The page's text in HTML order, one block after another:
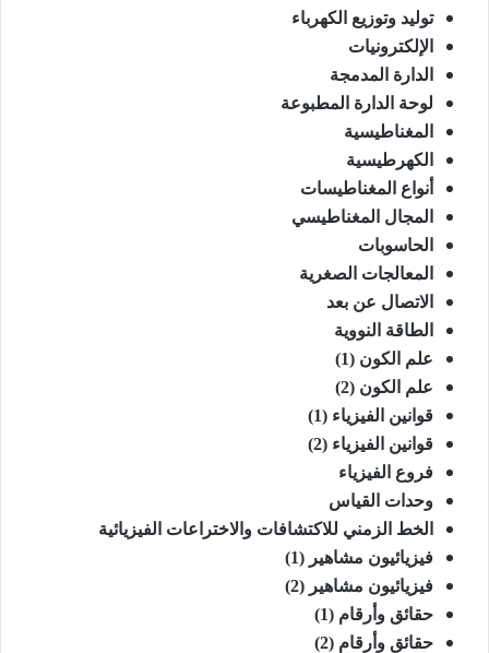
توليد وتوزيع الكهرباء
الإلكترونيات
الدارة المدمجة
لوحة الدارة المطبوعة
المغناطيسية
الكهرطيسية
أنواع المغناطيسات
المجال المغناطيسي
الحاسوبات
المعالجات الصغرية
الاتصال عن بعد
الطاقة النووية
علم الكون (1)
علم الكون (2)
قوانين الفيزياء (1)
قوانين الفيزياء (2)
فروع الفيزياء
وحدات القياس
الخط الزمني للاكتشافات والاختراعات الفيزيائية
فيزيائيون مشاهير (1)
فيزيائيون مشاهير (2)
حقائق وأرقام (1)
حقائق وأرقام (2)